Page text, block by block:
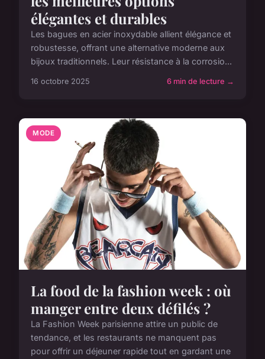
élégantes et durables
Les bagues en acier inoxydable allient élégance et
robustesse, offrant une alternative moderne aux
bijoux traditionnels. Leur résistance à la corrosio...
16 octobre 2025 6 min de lecture →
MODE
La food de la fashion week : où
manger entre deux défilés ?
La Fashion Week parisienne attire un public de
tendance, et les restaurants ne manquent pas
pour offrir un déjeuner rapide tout en gardant une